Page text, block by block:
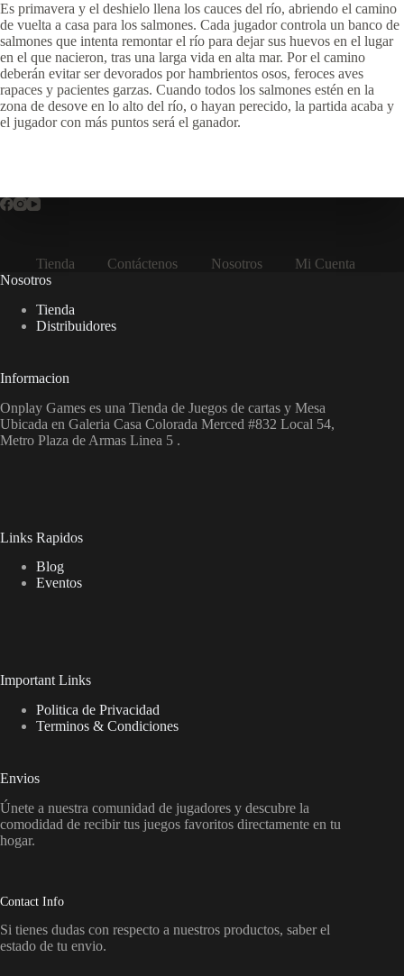
Es primavera y el deshielo llena los cauces del río, abriendo el camino
de vuelta a casa para los salmones. Cada jugador controla un banco de
salmones que intenta remontar el río para dejar sus huevos en el lugar
en el que nacieron, tras una larga vida en alta mar. Por el camino
deberán evitar ser devorados por hambrientos osos, feroces aves
rapaces y pacientes garzas. Cuando todos los salmones estén en la
zona de desove en lo alto del río, o hayan perecido, la partida acaba y
el jugador con más puntos será el ganador.
Tienda Contáctenos Nosotros
Mi Cuenta
Nosotros
Tienda
Distribuidores
Informacion
Onplay Games es una Tienda de Juegos de cartas y Mesa
Ubicada en Galeria Casa Colorada Merced #832 Local 54,
Metro Plaza de Armas Linea 5 .
Links Rapidos
Blog
Eventos
Important Links
Politica de Privacidad
Terminos & Condiciones
Envios
Únete a nuestra comunidad de jugadores y descubre la
comodidad de recibir tus juegos favoritos directamente en tu
hogar.
Contact Info
Si tienes dudas con respecto a nuestros productos, saber el
estado de tu envio.